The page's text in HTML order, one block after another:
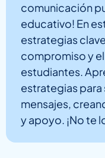
comunicación
educativo! En
estrategias
compromiso y
estudiantes.
estrategias
mensajes,
y apoyo. ¡No te